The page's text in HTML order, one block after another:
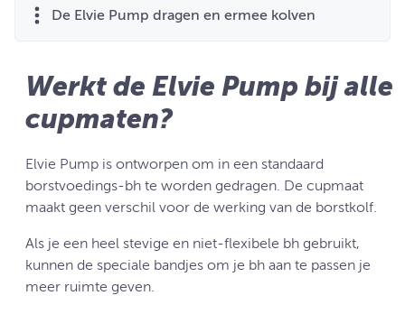
De Elvie Pump dragen en ermee kolven
Werkt de Elvie Pump bij alle
cupmaten?
Elvie Pump is ontworpen om in een standaard
borstvoedings-bh te worden gedragen. De cupmaat
maakt geen verschil voor de werking van de borstkolf.
Als je een heel stevige en niet-flexibele bh gebruikt,
kunnen de speciale bandjes om je bh aan te passen je
meer ruimte geven.